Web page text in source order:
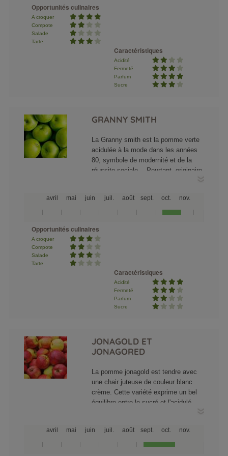
Cette Goldrush reste ferme après
conservation. Ne pas déguster avant
le mois de janvier.
Opportunités culinaires
A croquer
Compote
Salade
Tarte
Caractéristiques
Acidité
Fermeté
Parfum
Sucre
GRANNY SMITH
La Granny smith est la pomme verte
acidulée à la mode dans les années
80, symbole de modernité et de la
réussite sociale… Pourtant, originaire
cueillie mure (il faudrait 220 jours
entre la floraison et la récolte), la
pour la conservation et le transport en
brunissant au moindre sale coup.
avril mai juin juil. août sept. oct. nov.
Opportunités culinaires
A croquer
Compote
Salade
Tarte
Caractéristiques
Acidité
Fermeté
Parfum
Sucre
JONAGOLD ET
JONAGORED
La pomme jonagold est tendre avec
une chair juteuse de couleur blanc
crème. Cette variété exprime un bel
équilibre entre le sucré et l'acidulé.
jonagold va passer d'un rouge profond
strié sur fond jaune à ce même rouge
avril mai juin juil. août sept. oct. nov.